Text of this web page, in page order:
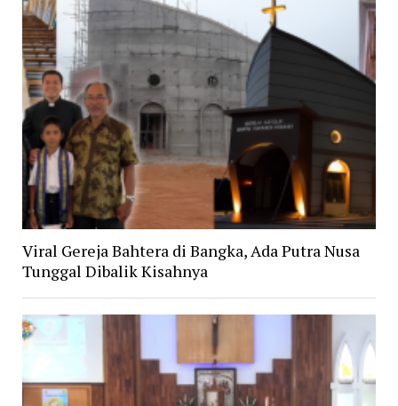
Viral Gereja Bahtera di Bangka, Ada Putra Nusa
Tunggal Dibalik Kisahnya